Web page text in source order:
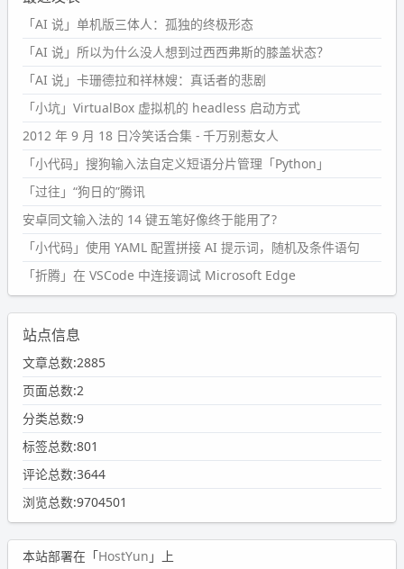
「AI 说」单机版三体人：孤独的终极形态
「AI 说」所以为什么没人想到过西西弗斯的膝盖状态？
「AI 说」卡珊德拉和祥林嫂：真话者的悲剧
「小坑」VirtualBox 虚拟机的 headless 启动方式
2012 年 9 月 18 日冷笑话合集 - 千万别惹女人
「小代码」搜狗输入法自定义短语分片管理「Python」
「过往」“狗日的”腾讯
安卓同文输入法的 14 键五笔好像终于能用了?
「小代码」使用 YAML 配置拼接 AI 提示词，随机及条件语句
「折腾」在 VSCode 中连接调试 Microsoft Edge
站点信息
文章总数:2885
页面总数:2
分类总数:9
标签总数:801
评论总数:3644
浏览总数:9704501
本站部署在「HostYun 」上